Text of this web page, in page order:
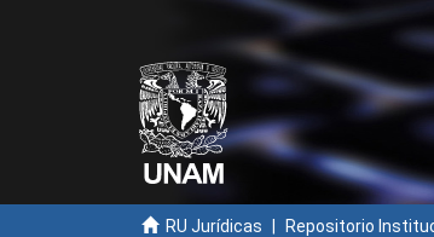
RU Jurídicas Repositorio